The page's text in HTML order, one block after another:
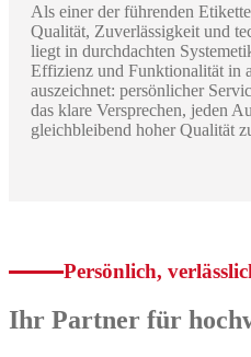
Als einer der führenden
Qualität, Zuverlässigkeit und
liegt in durchdachten
Effizienz und Funktionalität in
auszeichnet: persönlicher
das klare Versprechen, jeden
gleichbleibend hoher Qualität
Persönlich,
Ihr Partner für